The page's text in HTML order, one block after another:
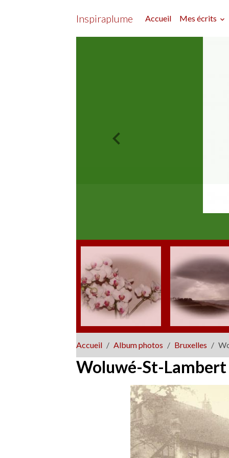
Inspiraplume Accueil Mes écrits
Accueil Album photos Bruxelles
Woluwé-St-Lambert